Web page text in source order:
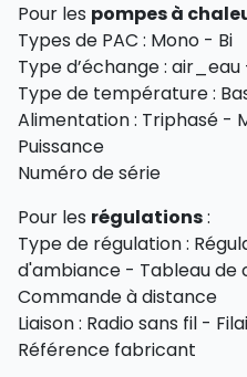
Pour les pompes à
Types de PAC : Mono - Bi
Type d’échange :
Type de température :
Alimentation : Triphasé -
Puissance
Numéro de série
Pour les régulations:
Type de régulation :
d'ambiance - Tableau de
Commande à distance
Liaison : Radio sans fil -
Référence fabricant